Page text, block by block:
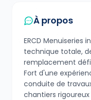
À propos
ERCD Menuiseries
technique totale,
remplacement
Fort d'une
conduite de
chantiers